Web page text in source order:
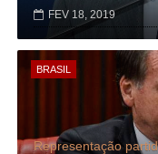
FEV 18, 2019
BRASIL
Representação